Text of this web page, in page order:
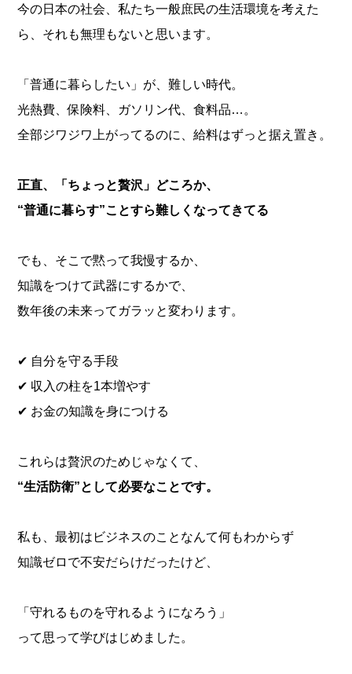
今の日本の社会、私たち一般庶民の生活環境を考えた
ら、それも無理もないと思います。
「普通に暮らしたい」が、難しい時代。
光熱費、保険料、ガソリン代、食料品…。
全部ジワジワ上がってるのに、給料はずっと据え置き。
正直、「ちょっと贅沢」どころか、
“普通に暮らす”ことすら難しくなってきてる
でも、そこで黙って我慢するか、
知識をつけて武器にするかで、
数年後の未来ってガラッと変わります。
✔ 自分を守る手段
✔ 収入の柱を1本増やす
✔ お金の知識を身につける
これらは贅沢のためじゃなくて、
“生活防衛”として必要なことです。
私も、最初はビジネスのことなんて何もわからず
知識ゼロで不安だらけだったけど、
「守れるものを守れるようになろう」
って思って学びはじめました。